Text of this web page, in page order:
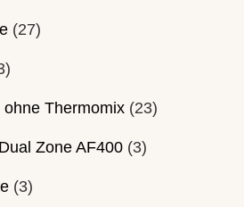
(27)
Thermomix (23)
Zone AF400 (3)
(3)